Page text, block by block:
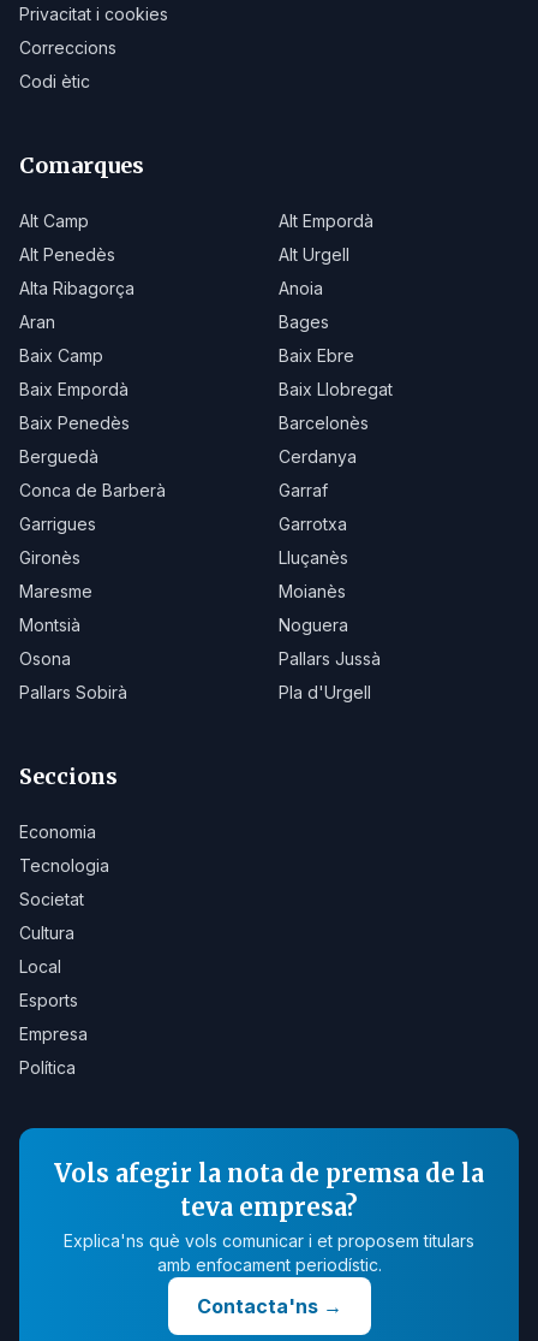
Privacitat i cookies
Correccions
Codi ètic
Comarques
Alt Camp
Alt Empordà
Alt Penedès
Alt Urgell
Alta Ribagorça
Anoia
Aran
Bages
Baix Camp
Baix Ebre
Baix Empordà
Baix Llobregat
Baix Penedès
Barcelonès
Berguedà
Cerdanya
Conca de Barberà
Garraf
Garrigues
Garrotxa
Gironès
Lluçanès
Maresme
Moianès
Montsià
Noguera
Osona
Pallars Jussà
Pallars Sobirà
Pla d'Urgell
Seccions
Economia
Tecnologia
Societat
Cultura
Local
Esports
Empresa
Política
Vols afegir la nota de premsa de la
teva empresa?
Explica'ns què vols comunicar i et proposem titulars
amb enfocament periodístic.
Contacta'ns→